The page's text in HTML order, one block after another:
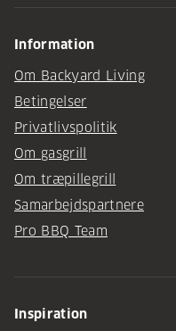
Information
Om Backyard Living
Betingelser
Privatlivspolitik
Om gasgrill
Om træpillegrill
Samarbejdspartnere
Pro BBQ Team
Inspiration